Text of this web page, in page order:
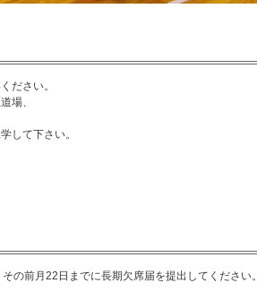
ださい。
場、
して下さい。
の前月22日までに長期欠席届を提出してください。